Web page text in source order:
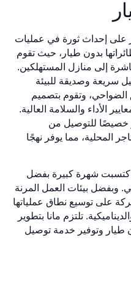
على إحداث ثورة في عمليات
بدون طيار، حيث تقوم
إلى منازل المستهلكين.
سريعة وصديقة للبيئة
وتقوم بتصميم
الأداء والسلامة العالية.
خصيصًا للتوصيل من
المحلية، مما يوفر نهجًا
شهرة كبيرة بفضل
وبفضل بيئات العمل المرنة
على توسيع نطاق عملياتها
تلتزم مانا بتطوير
طيار وتوفير خدمة توصيل